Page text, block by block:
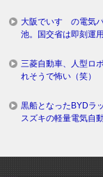
大阪でいすゞの電気
池。国交省は即刻運
三菱自動車、人型ロ
れそうで怖い（笑）
黒船となったBYDラ
スズキの軽量電気自